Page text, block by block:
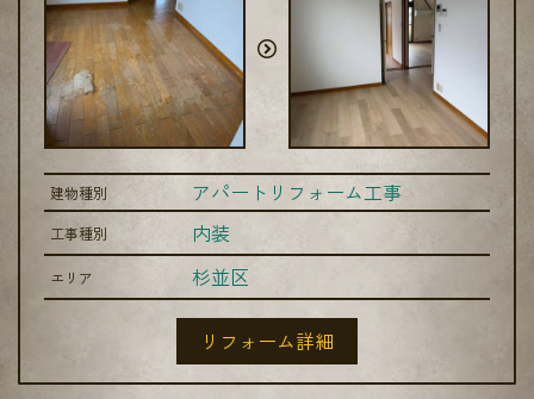
建物種別 アパートリフォーム工事
工事種別 内装
エリア 杉並区
リフォーム詳細